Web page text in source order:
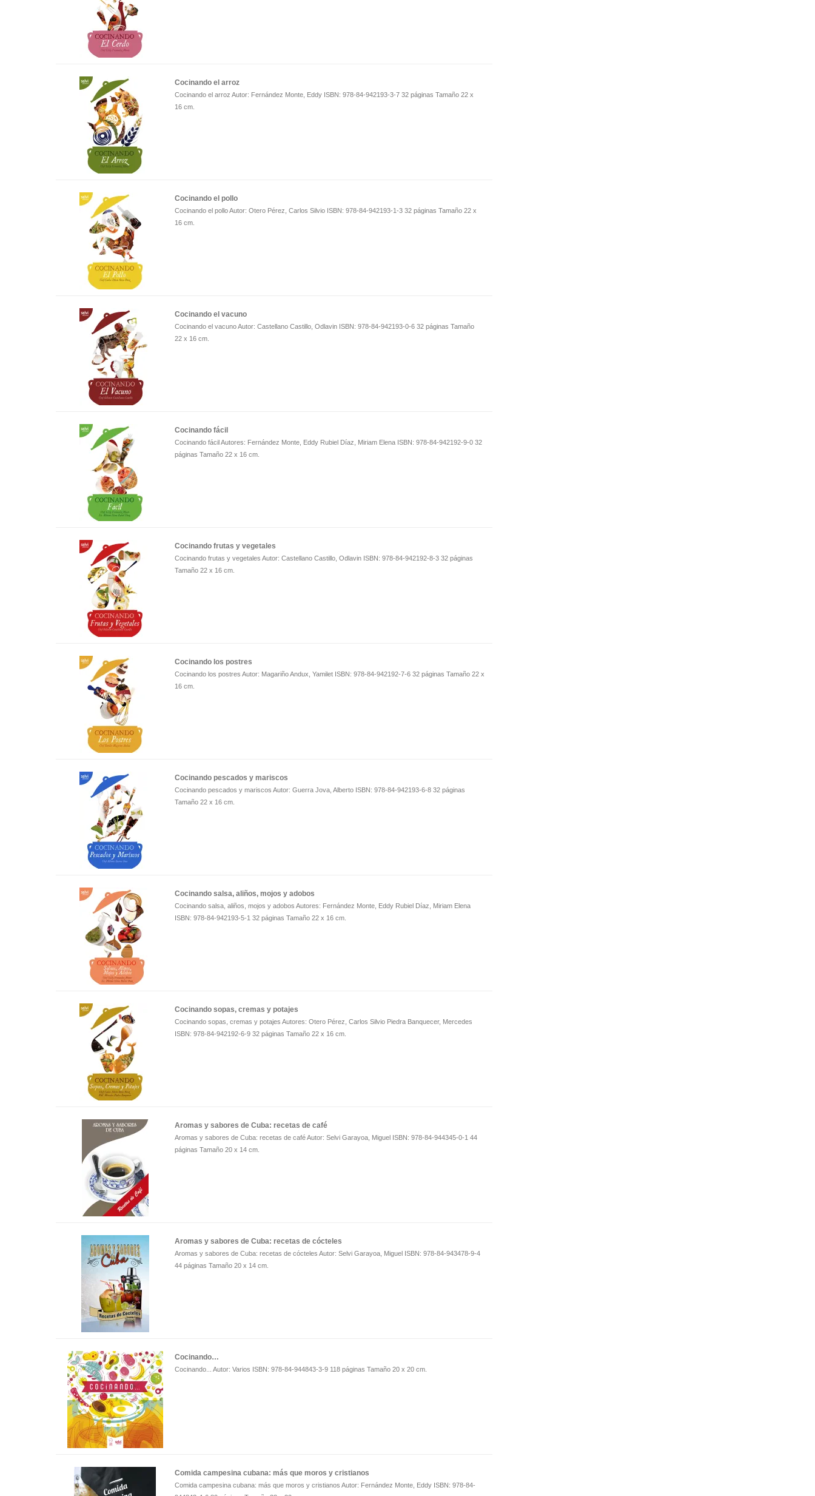
Cocinando el arroz
Cocinando el arroz Autor: Fernández Monte, Eddy ISBN: 978-84-942193-3-7 32 páginas Tamaño 22 x
16 cm.
Cocinando el pollo
Cocinando el pollo Autor: Otero Pérez, Carlos Silvio ISBN: 978-84-942193-1-3 32 páginas Tamaño 22 x
16 cm.
Cocinando el vacuno
Cocinando el vacuno Autor: Castellano Castillo, Odlavin ISBN: 978-84-942193-0-6 32 páginas Tamaño
22 x 16 cm.
Cocinando fácil
Cocinando fácil Autores: Fernández Monte, Eddy Rubiel Díaz, Miriam Elena ISBN: 978-84-942192-9-0 32
páginas Tamaño 22 x 16 cm.
Cocinando frutas y vegetales
Cocinando frutas y vegetales Autor: Castellano Castillo, Odlavin ISBN: 978-84-942192-8-3 32 páginas
Tamaño 22 x 16 cm.
Cocinando los postres
Cocinando los postres Autor: Magariño Andux, Yamilet ISBN: 978-84-942192-7-6 32 páginas Tamaño 22 x
16 cm.
Cocinando pescados y mariscos
Cocinando pescados y mariscos Autor: Guerra Jova, Alberto ISBN: 978-84-942193-6-8 32 páginas
Tamaño 22 x 16 cm.
Cocinando salsa, aliños, mojos y adobos
Cocinando salsa, aliños, mojos y adobos Autores: Fernández Monte, Eddy Rubiel Díaz, Miriam Elena
ISBN: 978-84-942193-5-1 32 páginas Tamaño 22 x 16 cm.
Cocinando sopas, cremas y potajes
Cocinando sopas, cremas y potajes Autores: Otero Pérez, Carlos Silvio Piedra Banquecer, Mercedes
ISBN: 978-84-942192-6-9 32 páginas Tamaño 22 x 16 cm.
Aromas y sabores de Cuba: recetas de café
Aromas y sabores de Cuba: recetas de café Autor: Selvi Garayoa, Miguel ISBN: 978-84-944345-0-1 44
páginas Tamaño 20 x 14 cm.
Aromas y sabores de Cuba: recetas de cócteles
Aromas y sabores de Cuba: recetas de cócteles Autor: Selvi Garayoa, Miguel ISBN: 978-84-943478-9-4
44 páginas Tamaño 20 x 14 cm.
Cocinando…
Cocinando... Autor: Varios ISBN: 978-84-944843-3-9 118 páginas Tamaño 20 x 20 cm.
Comida campesina cubana: más que moros y cristianos
Comida campesina cubana: más que moros y cristianos Autor: Fernández Monte, Eddy ISBN: 978-84-